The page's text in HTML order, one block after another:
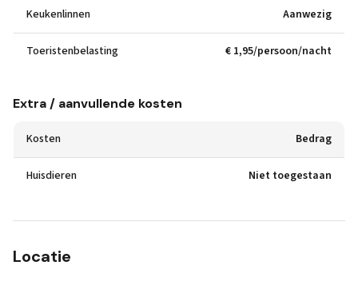
Keukenlinnen Aanwezig
Toeristenbelasting € 1,95/persoon/nacht
Extra / aanvullende kosten
Kosten Bedrag
Huisdieren Niet toegestaan
Locatie